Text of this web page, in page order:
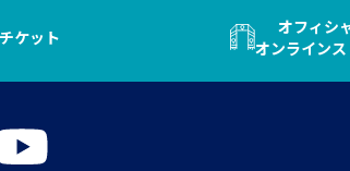
チケット
オフィシ
オンライン